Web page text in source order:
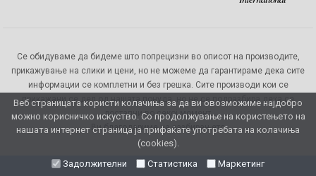
Веб страницата користи колачиња за да ви овозможиме најдобро
можно корисничко искуство. Со продолжување на користењето на
нашата интернет страница ја прифаќате употребата на колачиња
(cookies).
Задолжителни
Статистика Маркетинг
Се обидуваме да бидеме што попрецизни во описот на производите,
прикажување на слики и цени, но не можеме да гарантираме дека сите
информации се комплетни и без грешка. Сите производи кои се
прикажани се дел од нашата понуда, но не се подразбира дека се
достапни во секој момент.
Ви благодариме на разбирањето